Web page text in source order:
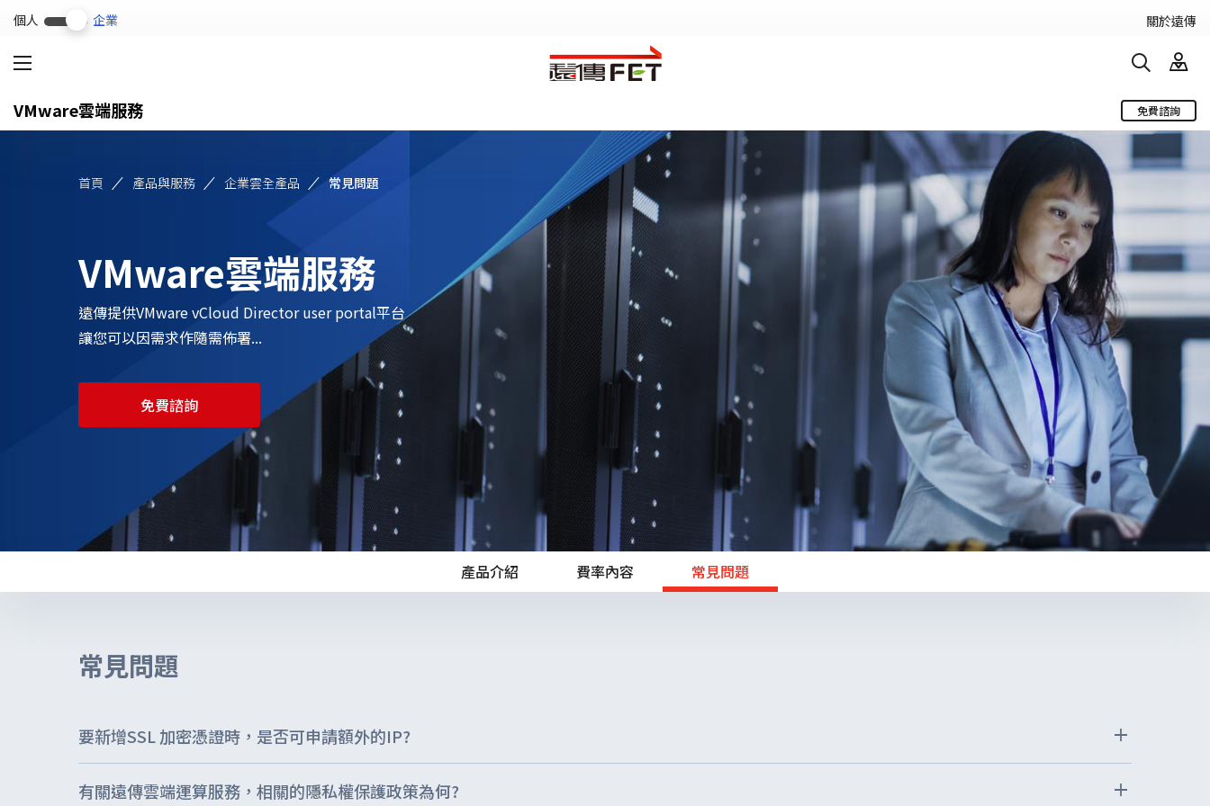
個人 企業 關於遠傳
搜尋
客服信箱 幫助中心 企業用戶登入
常用關鍵字
企業方案 心守護 元大證券 ai寵物
聯絡客服 網站地圖
解決方案
產品與服務
成功案例
幫助中心
企業用戶登入
淨零轉型
碳管理平台
電動車充電系統
能源管理系統 (EMS)
數位轉型
資安服務
產業應用
低碳城市
智慧醫療
智慧建築
智慧安防
智慧校園
智慧製造
5G企業應用
電信服務
行動服務
固網服務
遠傳物聯網
台商服務專區
主題企劃
YouTube 影音專區 數位轉型白皮書 智慧醫療型錄索取 智慧製造型錄索取
遠傳智慧杆
一杆掌握通訊、監控與
感測 讓城市更智慧、更
高效
了解更多
VMware雲端服務 免費諮詢
VMware雲端服務
遠傳提供VMware vCloud Director user portal平台
讓您可以因需求作隨需佈署...
免費諮詢
產品介紹 費率內容 常見問題
首頁 產品與服務 企業雲全產品 常見問題
常見問題
要新增SSL 加密憑證時，是否可申請額外的IP?
申請SSL的憑證是由第三方提供服務、若有需要額外在VM上使用IP，可與遠傳業務連絡。
有關遠傳雲端運算服務，相關的隱私權保護政策為何?